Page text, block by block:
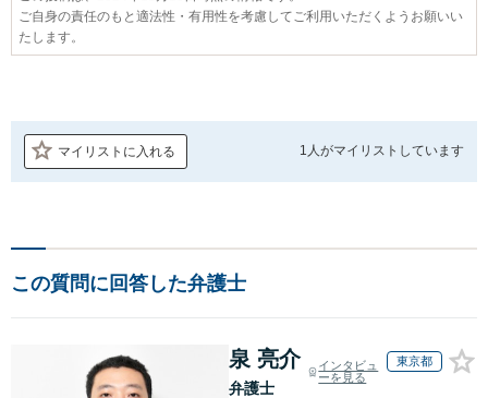
ご自身の責任のもと適法性・有用性を考慮してご利用いただくようお願いい
たします。
マイリストに入れる 1人がマイリストしています
この質問に回答した弁護士
泉 亮介
弁護士
インタビュ
ーを見る
東京都